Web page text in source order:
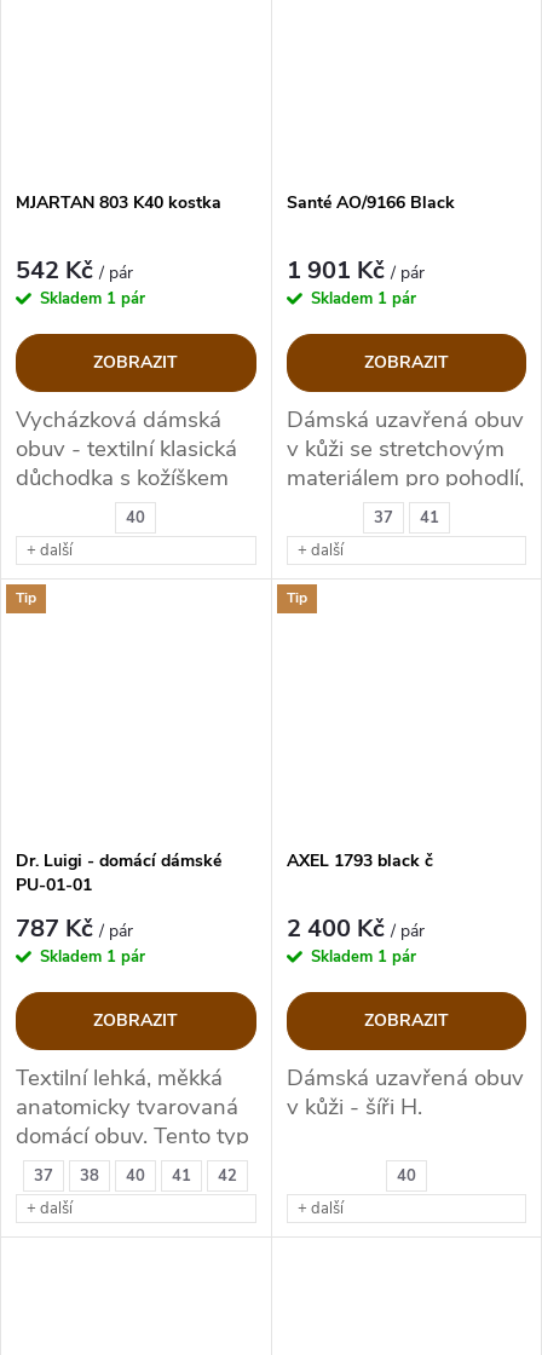
40
+ další
MJARTAN 803 K40 kostka
542 Kč/ pár
Skladem 1 pár
ZOBRAZIT
Vycházková dámská
obuv - textilní klasická
důchodka s kožíškem
37
41
+ další
Santé AO/9166 Black
1 901 Kč/ pár
Skladem 1 pár
ZOBRAZIT
Dámská uzavřená obuv
v kůži se stretchovým
materiálem pro pohodlí,
komfort. Vhodné pro
Hallux Valgus,
Kladívkové prsty.
Tip
37 38 40 41
42
+ další
Dr. Luigi - domácí dámské
PU-01-01
787 Kč/ pár
Skladem 1 pár
ZOBRAZIT
Textilní lehká, měkká
anatomicky tvarovaná
domácí obuv. Tento typ
nakupujte vždy o jedno
číslo větší.
Tip
40
+ další
AXEL 1793 black č
2 400 Kč/ pár
Skladem 1 pár
ZOBRAZIT
Dámská uzavřená obuv
v kůži - šíři H.